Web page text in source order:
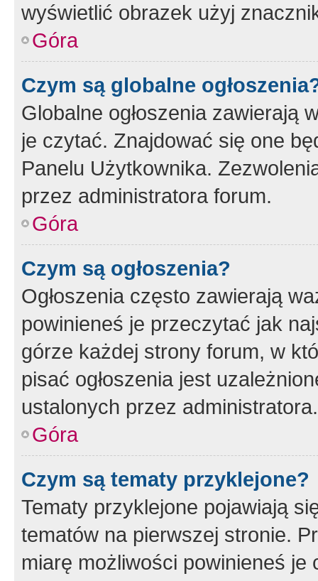
wyświetlić obrazek użyj
Góra
Czym są globalne
Globalne ogłoszenia zawierają
je czytać. Znajdować się one
Panelu Użytkownika.
przez administratora forum.
Góra
Czym są ogłoszenia?
Ogłoszenia często zawierają
powinieneś je przeczytać jak
górze każdej strony forum, w
pisać ogłoszenia jest
ustalonych przez administratora.
Góra
Czym są tematy przyklejone?
Tematy przyklejone pojawiają
tematów na pierwszej stronie.
miarę możliwości powinieneś je